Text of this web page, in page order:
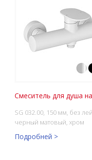
Смеситель для душа
SG 032.00, 150 мм, без
черный матовый, хром
Подробней >